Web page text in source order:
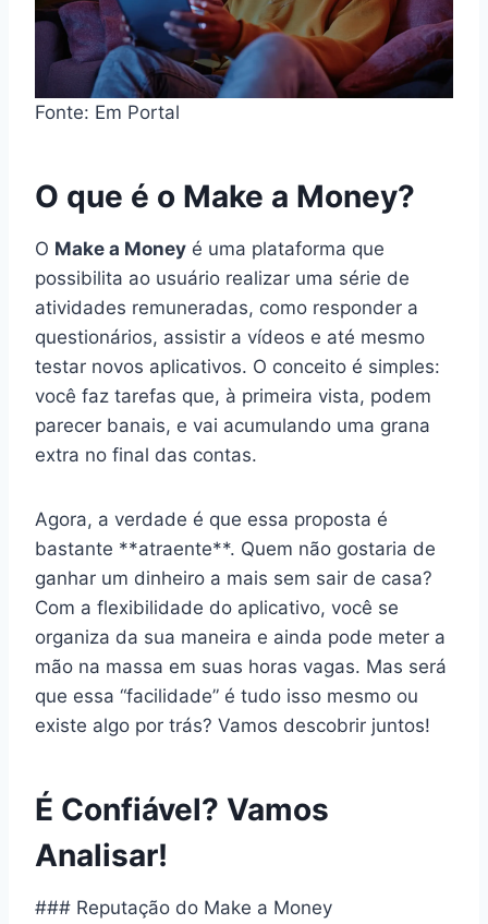
Fonte: Em Portal
O que é o Make a Money?
O Make a Money é uma plataforma que
possibilita ao usuário realizar uma série de
atividades remuneradas, como responder a
questionários, assistir a vídeos e até mesmo
testar novos aplicativos. O conceito é simples:
você faz tarefas que, à primeira vista, podem
parecer banais, e vai acumulando uma grana
extra no final das contas.
Agora, a verdade é que essa proposta é
bastante **atraente**. Quem não gostaria de
ganhar um dinheiro a mais sem sair de casa?
Com a flexibilidade do aplicativo, você se
organiza da sua maneira e ainda pode meter a
mão na massa em suas horas vagas. Mas será
que essa “facilidade” é tudo isso mesmo ou
existe algo por trás? Vamos descobrir juntos!
É Confiável? Vamos
Analisar!
### Reputação do Make a Money